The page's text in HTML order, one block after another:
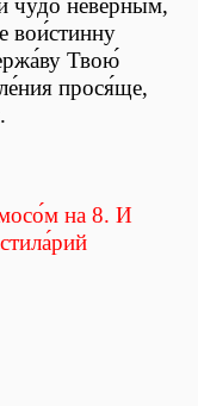
чу́до неве́рным,
вои́стинну
Твою́
прося́ще,
на 8. И